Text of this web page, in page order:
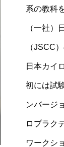
系の教科
（一社）
（JSCC
日本カイ
初には試
ンバージ
ロプラク
ワークシ